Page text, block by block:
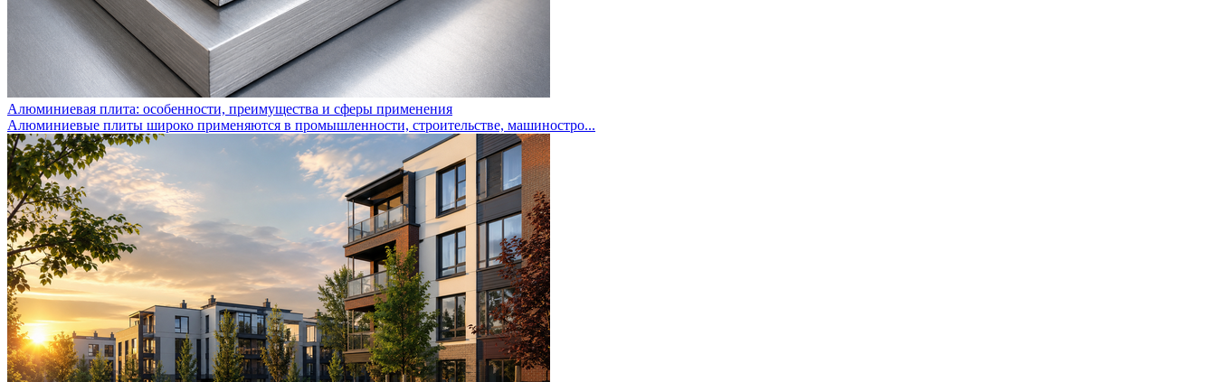
Алюминиевая плита: особенности, преимущества и сферы применения
Алюминиевые плиты широко применяются в промышленности, строительстве, машиностро...